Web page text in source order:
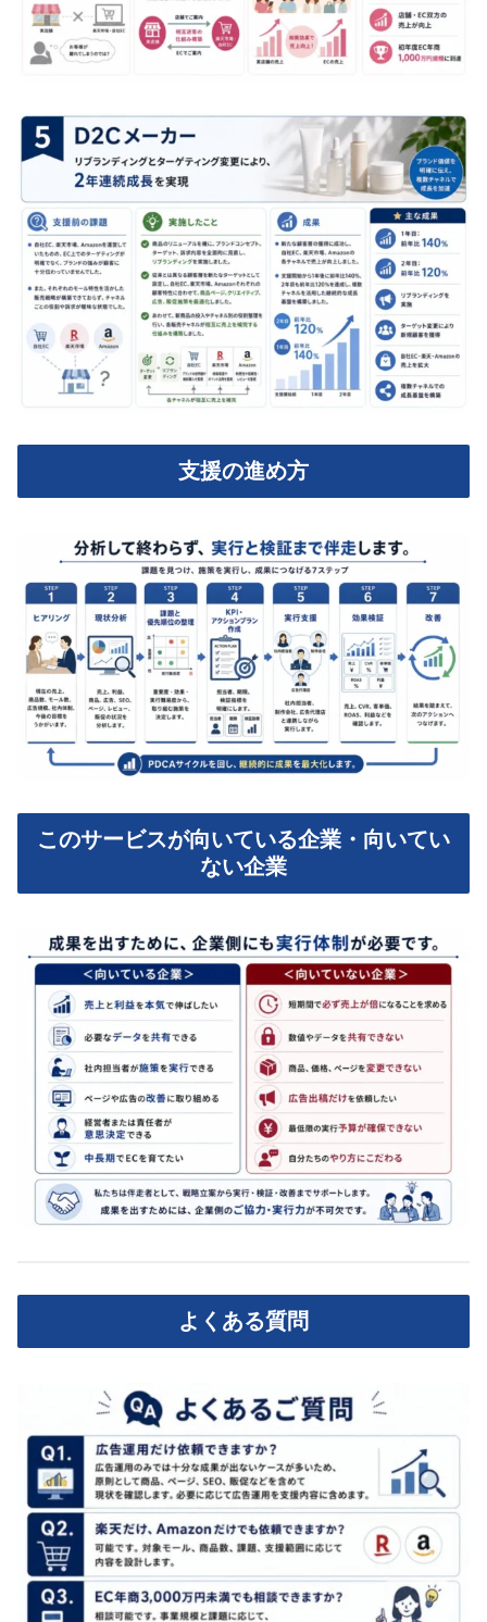
支援の進め方
このサービスが向いている企業・向いてい
ない企業
よくある質問